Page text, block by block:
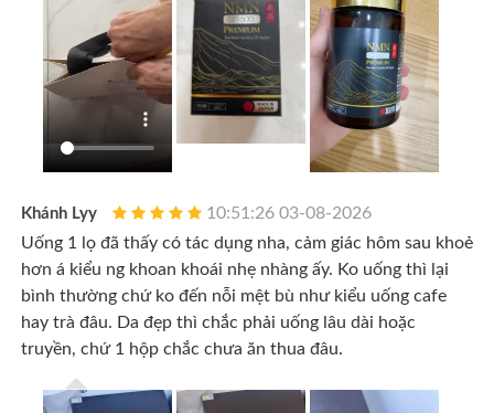
Khánh Lyy
10:51:26 03-08-2026
Uống 1 lọ đã thấy có tác dụng nha, cảm giác hôm sau khoẻ
hơn á kiểu ng khoan khoái nhẹ nhàng ấy. Ko uống thì lại
bình thường chứ ko đến nỗi mệt bù như kiểu uống cafe
hay trà đâu. Da đẹp thì chắc phải uống lâu dài hoặc
truyền, chứ 1 hộp chắc chưa ăn thua đâu.